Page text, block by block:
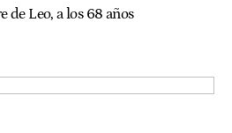
de Leo, a los 68 años